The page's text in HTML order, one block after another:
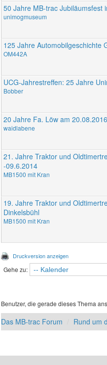
50 Jahre MB-trac Jubiläumsfest
unimogmuseum
125 Jahre Automobilgeschichte
OM442A
UCG-Jahrestreffen: 25 Jahre
Bobber
20 Jahre Fa. Löw am 20.08.2016
waidlabene
21. Jahre Traktor und
-09.6.2014
MB1500 mit Kran
19. Jahre Traktor und
Dinkelsbühl
MB1500 mit Kran
Druckversion anzeigen
Gehe zu:
Benutzer, die gerade dieses Thema
Das MB-trac Forum Rund um